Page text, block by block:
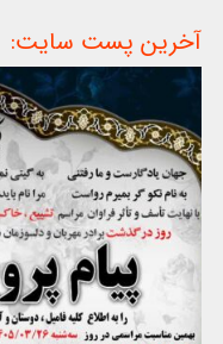
آخرین پست سایت: